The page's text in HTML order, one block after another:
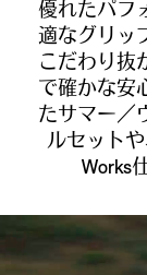
優れたパフ
適なグリッ
こだわり抜
で確かな安
たサマー／
ルセット
Works